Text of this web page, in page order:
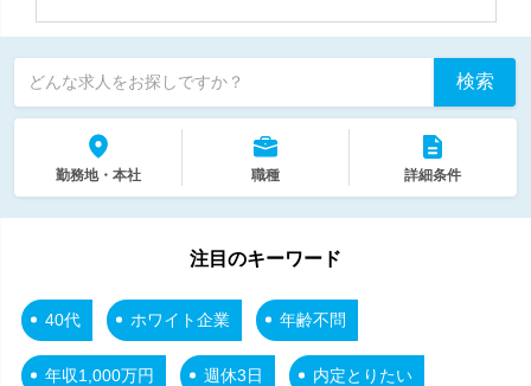
どんな求人をお探しですか？ 検索
勤務地・本社 職種 詳細条件
注目のキーワード
40代 ホワイト企業 年齢不問
年収1,000万円 週休3日 内定とりたい